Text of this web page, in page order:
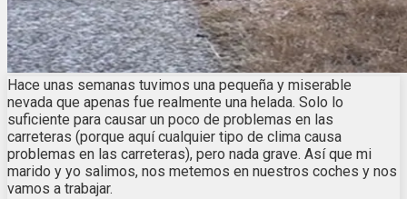
Hace unas semanas tuvimos una pequeña y miserable
nevada que apenas fue realmente una helada. Solo lo
suficiente para causar un poco de problemas en las
carreteras (porque aquí cualquier tipo de clima causa
problemas en las carreteras), pero nada grave. Así que mi
marido y yo salimos, nos metemos en nuestros coches y nos
vamos a trabajar.